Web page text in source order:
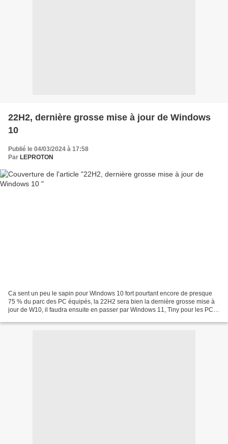
22H2, dernière grosse mise à jour de Windows
10
Publié le 04/03/2024 à 17:58
Par LEPROTON
Ca sent un peu le sapin pour Windows 10 fort pourtant encore de presque
75 % du parc des PC équipés, la 22H2 sera bien la dernière grosse mise à
jour de W10, il faudra ensuite en passer par Windows 11, Tiny pour les PC